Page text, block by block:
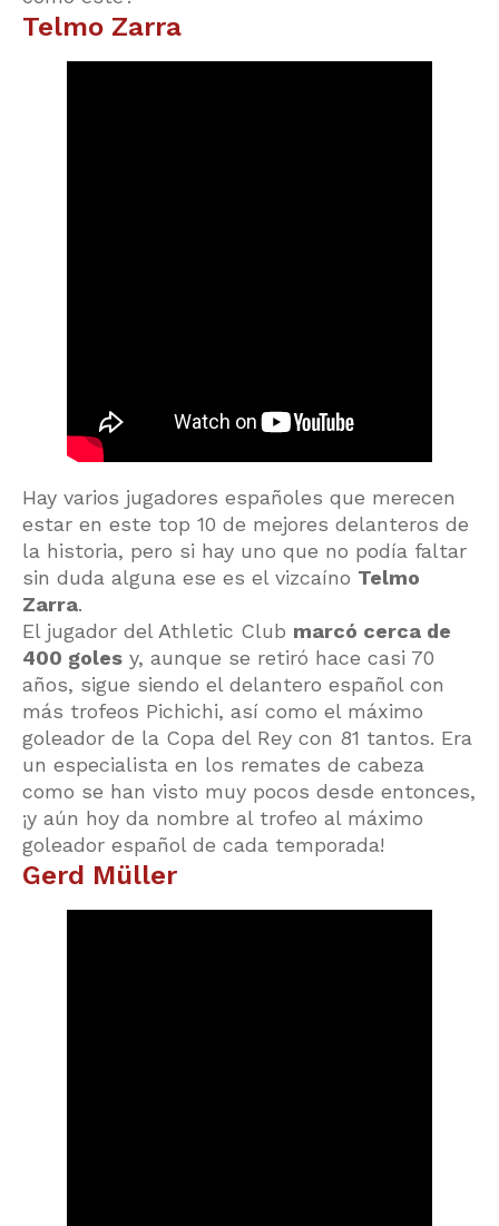
Telmo Zarra
Hay varios jugadores españoles que merecen
estar en este top 10 de mejores delanteros de
la historia, pero si hay uno que no podía faltar
sin duda alguna ese es el vizcaíno Telmo
Zarra.
El jugador del Athletic Club marcó cerca de
400 goles y, aunque se retiró hace casi 70
años, sigue siendo el delantero español con
más trofeos Pichichi, así como el máximo
goleador de la Copa del Rey con 81 tantos. Era
un especialista en los remates de cabeza
como se han visto muy pocos desde entonces,
¡y aún hoy da nombre al trofeo al máximo
goleador español de cada temporada!
Gerd Müller